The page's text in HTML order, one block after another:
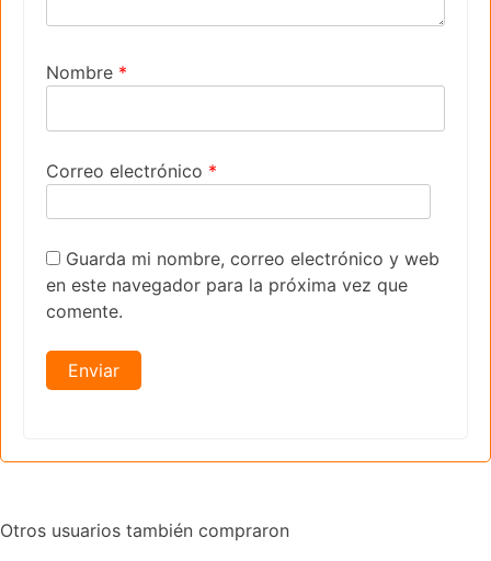
Nombre *
Correo electrónico *
Guarda mi nombre, correo electrónico y web
en este navegador para la próxima vez que
comente.
Otros usuarios también compraron